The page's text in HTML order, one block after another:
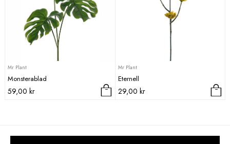
Mr Plant
Monsterablad
59,00 kr
Mr Plant
Eternell
29,00 kr